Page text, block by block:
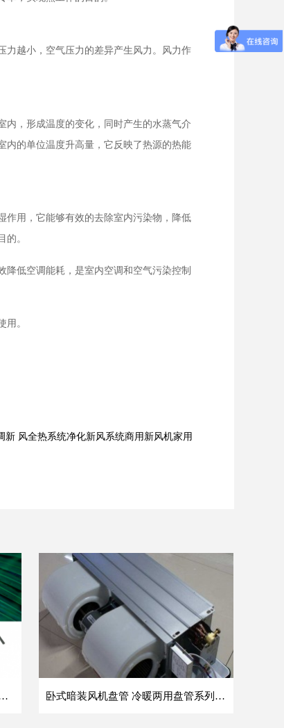
力越小，空气压力的差异产生风力。风力作
内，形成温度的变化，同时产生的水蒸气介
内的单位温度升高量，它反映了热源的热能
作用，它能够有效的去除室内污染物，降低
。
低空调能耗，是室内空调和空气污染控制
。
风全热系统净化新风系统商用新风机家用
低噪防爆工业XBDZ静音220V/380V壁式边墙风机 卧式暗装风机盘管 冷暖两用盘管系列 明装风盘空调器